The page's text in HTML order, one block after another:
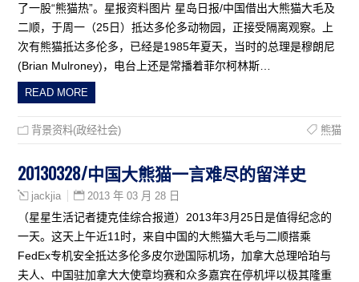
了一股“熊猫热”。星报资料图片 星岛日报/中国借出大熊猫大毛及
二顺，于周一（25日）抵达多伦多动物园，正接受隔离观察。上
次有熊猫抵达多伦多，已经是1985年夏天，当时的总理是穆朗尼
(Brian Mulroney)，电台上还是常播着菲尔柯林斯…
READ MORE
背景资料(政经社会) 熊猫
20130328/中国大熊猫一言难尽的留洋史
jackjia 2013 年 03 月 28 日
（星星生活记者捷克佳综合报道）2013年3月25日是值得纪念的
一天。这天上午近11时，来自中国的大熊猫大毛与二顺搭乘
FedEx专机安全抵达多伦多皮尔逊国际机场，加拿大总理哈珀与
夫人、中国驻加拿大大使章均赛和众多嘉宾在停机坪以极其隆重